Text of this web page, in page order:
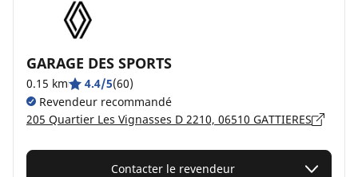
GARAGE DES SPORTS
0.15 km 4.4/5(60)
Revendeur recommandé
205 Quartier Les Vignasses D 2210, 06510 GATTIERES
Contacter le revendeur